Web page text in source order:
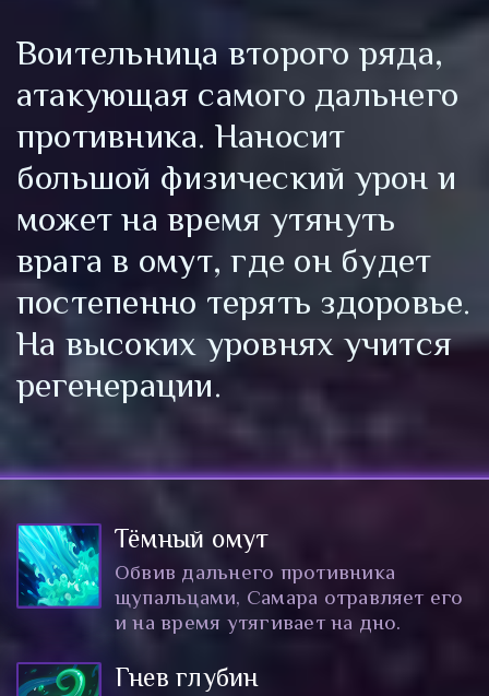
Воительница второго ряда,
атакующая самого дальнего
противника. Наносит
большой физический урон и
может на время утянуть
врага в омут, где он будет
постепенно терять здоровье.
На высоких уровнях учится
регенерации.
Тёмный омут
Обвив дальнего противника
щупальцами, Самара отравляет его
и на время утягивает на дно.
Гнев глубин